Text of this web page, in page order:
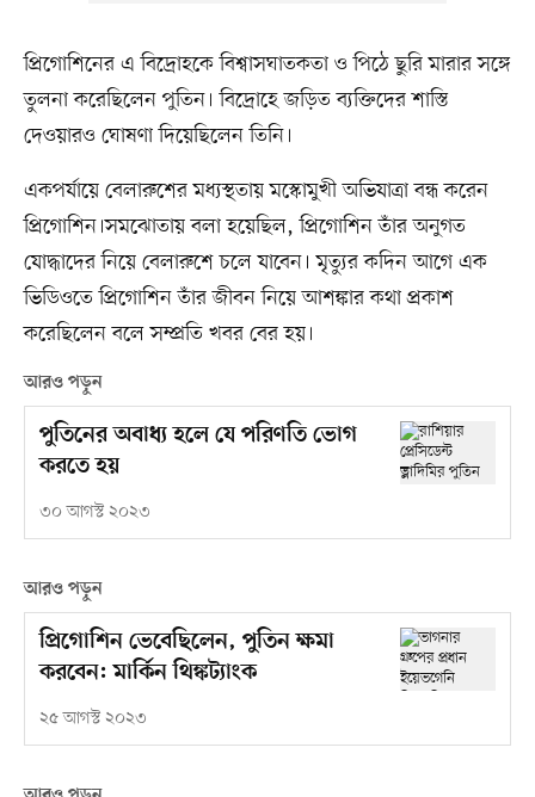
প্রিগোশিনের এ বিদ্রোহকে বিশ্বাসঘাতকতা ও পিঠে ছুরি মারার সঙ্গে
তুলনা করেছিলেন পুতিন। বিদ্রোহে জড়িত ব্যক্তিদের শাস্তি
দেওয়ারও ঘোষণা দিয়েছিলেন তিনি।
একপর্যায়ে বেলারুশের মধ্যস্থতায় মস্কোমুখী অভিযাত্রা বন্ধ করেন
প্রিগোশিন।সমঝোতায় বলা হয়েছিল, প্রিগোশিন তাঁর অনুগত
যোদ্ধাদের নিয়ে বেলারুশে চলে যাবেন। মৃত্যুর কদিন আগে এক
ভিডিওতে প্রিগোশিন তাঁর জীবন নিয়ে আশঙ্কার কথা প্রকাশ
করেছিলেন বলে সম্প্রতি খবর বের হয়।
আরও পড়ুন
পুতিনের অবাধ্য হলে যে পরিণতি ভোগ
করতে হয়
৩০ আগস্ট ২০২৩
আরও পড়ুন
প্রিগোশিন ভেবেছিলেন, পুতিন ক্ষমা
করবেন: মার্কিন থিঙ্কট্যাংক
২৫ আগস্ট ২০২৩